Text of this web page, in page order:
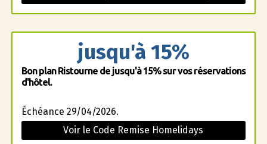
jusqu'à 15%
Bon plan Ristourne de jusqu'à 15% sur vos réservations
d'hôtel.
Échéance 29/04/2026.
Voir le Code Remise Homelidays